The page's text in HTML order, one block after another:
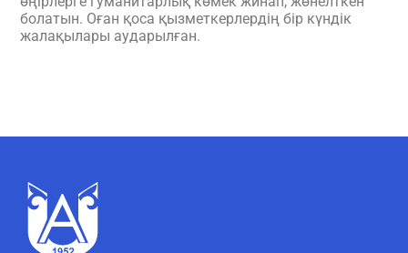
болатын. Оған қоса қызметкерлердің бір күндік
жалақылары аударылған.